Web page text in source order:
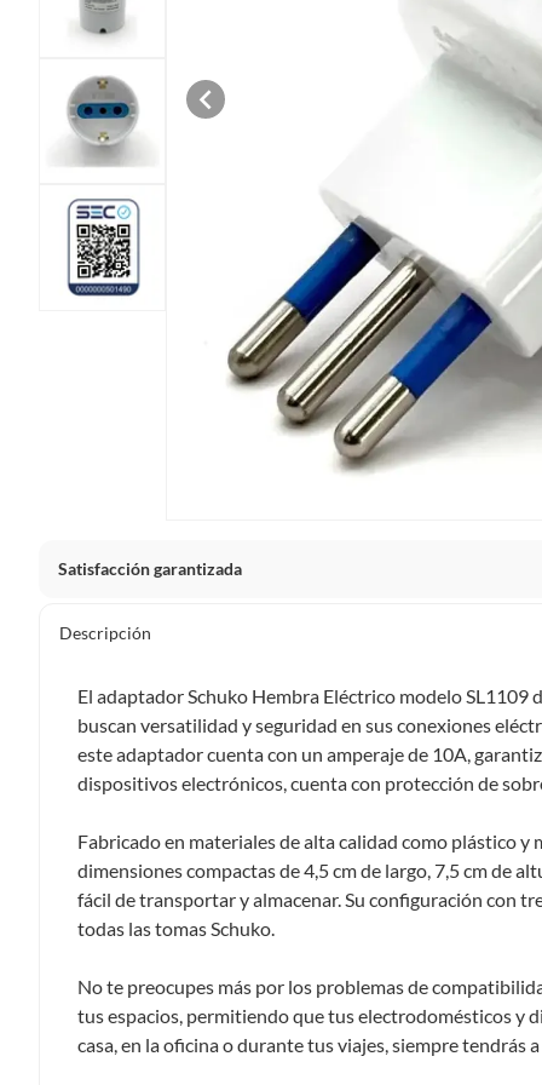
Satisfacción garantizada
Debe estar en perfecto estado, con todas sus etiquetas,
Productos que, por su naturaleza, no puedan ser devueltos,
Confeccionados a la medida.
De uso personal.
etiquetas y sin uso, tal como te lo entregamos.
Productos digitales que se entregan a través de una
programas para el computador.
remanufacturados o con alguna deficiencia, que sean
Alimentos, bebidas, medicamentos, suplementos alimenticios,
Descripción
El adaptador Schuko Hembra Eléctrico modelo SL1109
buscan versatilidad y seguridad en sus conexiones
este adaptador cuenta con un amperaje de 10A,
dispositivos electrónicos, cuenta con protección de
Fabricado en materiales de alta calidad como plástico y
dimensiones compactas de 4,5 cm de largo, 7,5 cm de
fácil de transportar y almacenar. Su configuración con
todas las tomas Schuko.
No te preocupes más por los problemas de
tus espacios, permitiendo que tus electrodomésticos y
casa, en la oficina o durante tus viajes, siempre tendrás